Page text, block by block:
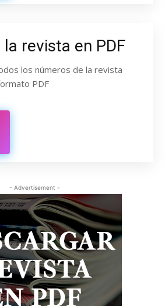
revista en PDF
los números de la revista
PDF
- Advertisement -